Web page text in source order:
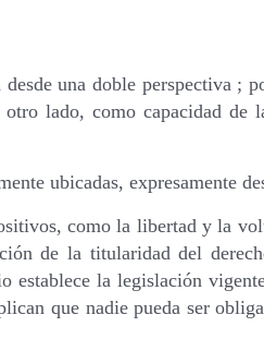
una doble perspectiva ;
lado, como capacidad de
ubicadas, expresamente
como la libertad y la
de la titularidad del
establece la legislación
que nadie pueda ser